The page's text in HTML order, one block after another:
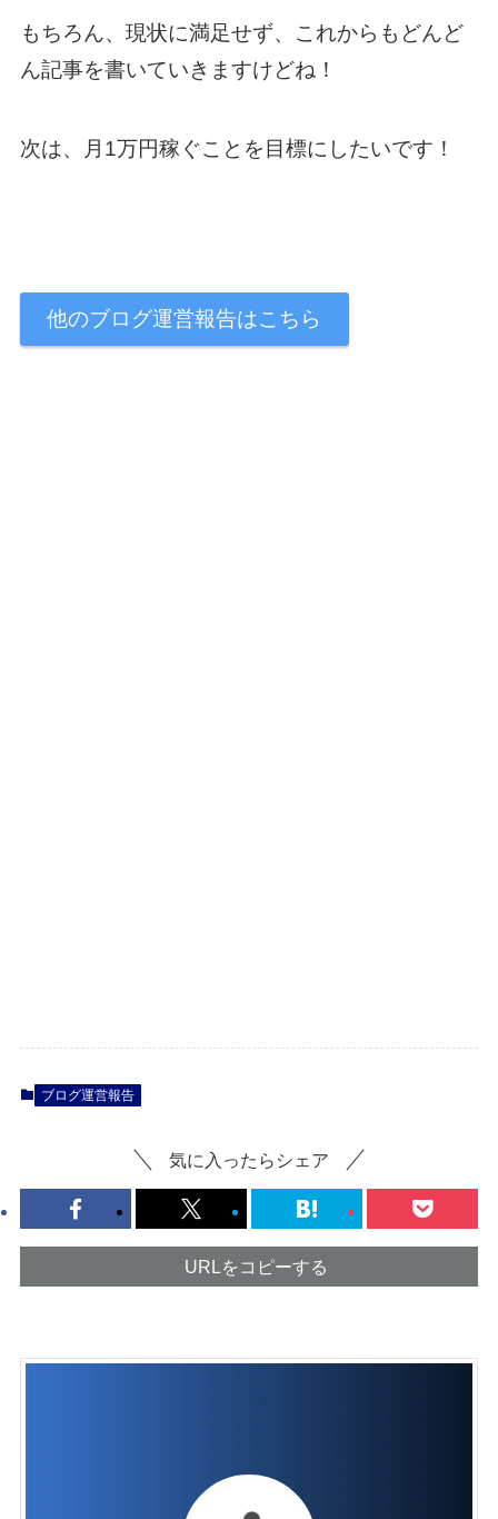
もちろん、現状に満足せず、これからもどんど
ん記事を書いていきますけどね！
次は、月1万円稼ぐことを目標にしたいです！
他のブログ運営報告はこちら
ブログ運営報告
気に入ったらシェア
URLをコピーする